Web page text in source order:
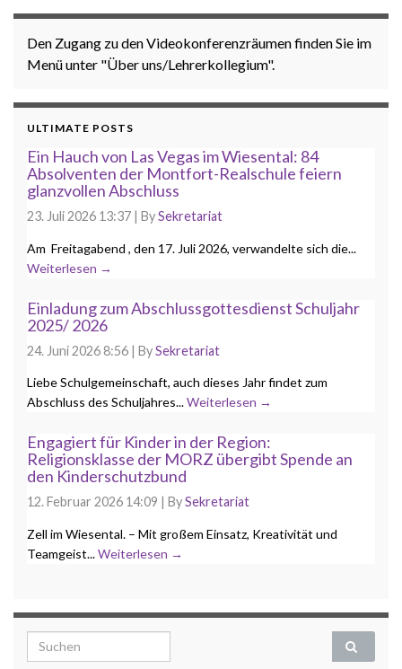
Den Zugang zu den Videokonferenzräumen finden Sie im
Menü unter "Über uns/Lehrerkollegium".
ULTIMATE POSTS
Ein Hauch von Las Vegas im Wiesental: 84
Absolventen der Montfort-Realschule feiern
glanzvollen Abschluss
23. Juli 2026 13:37 BySekretariat
Am Freitagabend , den 17. Juli 2026, verwandelte sich die...
Weiterlesen →
Einladung zum Abschlussgottesdienst Schuljahr
2025/ 2026
24. Juni 2026 8:56 | BySekretariat
Liebe Schulgemeinschaft, auch dieses Jahr findet zum
Abschluss des Schuljahres...Weiterlesen →
Engagiert für Kinder in der Region:
Religionsklasse der MORZ übergibt Spende an
den Kinderschutzbund
12. Februar 2026 14:09 | BySekretariat
Zell im Wiesental. – Mit großem Einsatz, Kreativität und
Teamgeist...Weiterlesen →
Search for: